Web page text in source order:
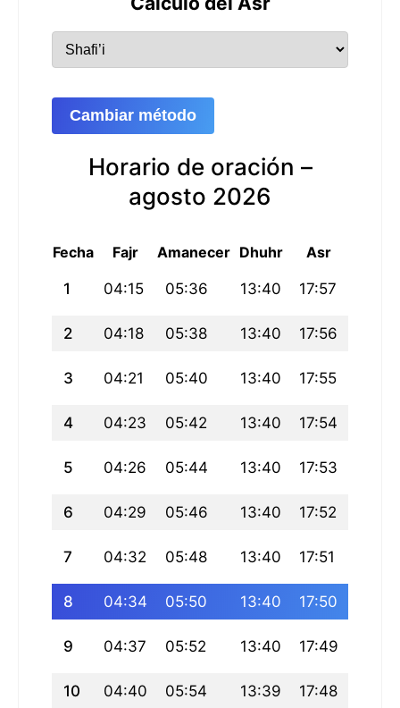
Cambiar método
Horario de oración –
agosto 2026
Fecha Fajr Amanecer Dhuhr Asr
1 04:15 05:36 13:40 17:57
2 04:18 05:38 13:40 17:56
3 04:21 05:40 13:40 17:55
4 04:23 05:42 13:40 17:54
5 04:26 05:44 13:40 17:53
6 04:29 05:46 13:40 17:52
7 04:32 05:48 13:40 17:51
8 04:34 05:50 13:40 17:50
9 04:37 05:52 13:40 17:49
10 04:40 05:54 13:39 17:48